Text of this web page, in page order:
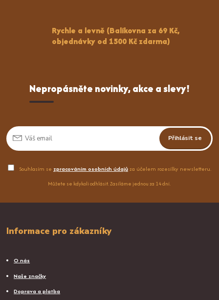
Rychle a levně (Balíkovna za 69 Kč,
objednávky od 1500 Kč zdarma)
Nepropásněte novinky, akce a slevy!
Přihlásit se
Souhlasím se zpracováním osobních údajůza účelem rozesílky newsletteru.
Můžete se kdykoli odhlásit. Zasíláme jednou za 14 dní.
Informace pro zákazníky
O nás
Naše značky
Doprava a platba